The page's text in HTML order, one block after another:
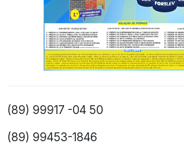
(89) 99917 -04 50
(89) 99453-1846